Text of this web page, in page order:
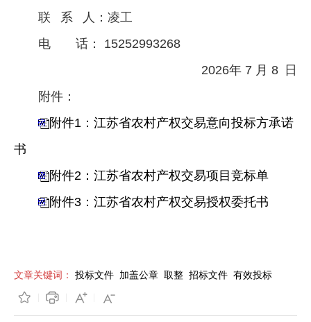
联 系 人：凌工
电 话： 15252993268
2026年 7 月 8 日
附件：
附件1：江苏省农村产权交易意向投标方承诺
书
附件2：江苏省农村产权交易项目竞标单
附件3：江苏省农村产权交易授权委托书
文章关键词： 投标文件 加盖公章 取整 招标文件 有效投标